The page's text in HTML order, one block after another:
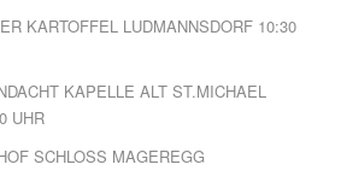
KARTOFFEL LUDMANNSDORF 10:30
KAPELLE ALT ST.MICHAEL
UHR
SCHLOSS MAGEREGG